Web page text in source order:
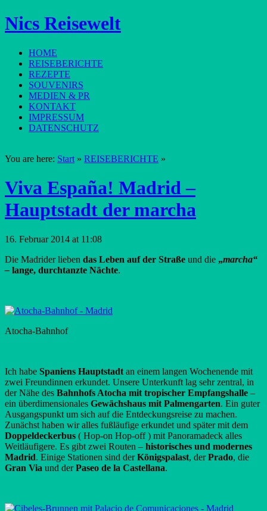
Nics Reisewelt
HOME
REISEBERICHTE
REZEPTE
SOUVENIRS
MEDIEN & PR
KONTAKT
IMPRESSUM
DATENSCHUTZ
You are here: Start » REISEBERICHTE »
Viva España! Madrid –
Hauptstadt der marcha
16. Februar 2014 at 11:08
Die Madrider lieben das Leben auf der Straße und die „marcha“
– lange, durchtanzte Nächte.
Atocha-Bahnhof
Ich habe Spaniens Hauptstadt an einem langen Wochenende mit
zwei Freundinnen erkundet. Unsere Unterkunft lag sehr zentral, in
der Nähe des Bahnhofs Atocha mit tropischer Empfangshalle –
ein überdimensionales Gewächshaus mit Palmengarten. Ein guter
Ausgangspunkt um sich auf die Entdeckungsreise zu machen.
Zunächst haben wir alles fußläufige erkundet und später mit dem
Doppeldeckerbus ( Hop-on Hop-off ) mit Panoramadeck alles
Weitläufigere. Es gibt zwei Routen – historisches und modernes
Madrid. Einige Stationen sind derKönigspalast, derPrado, die
Gran Via und derPaseo de la Castellana.